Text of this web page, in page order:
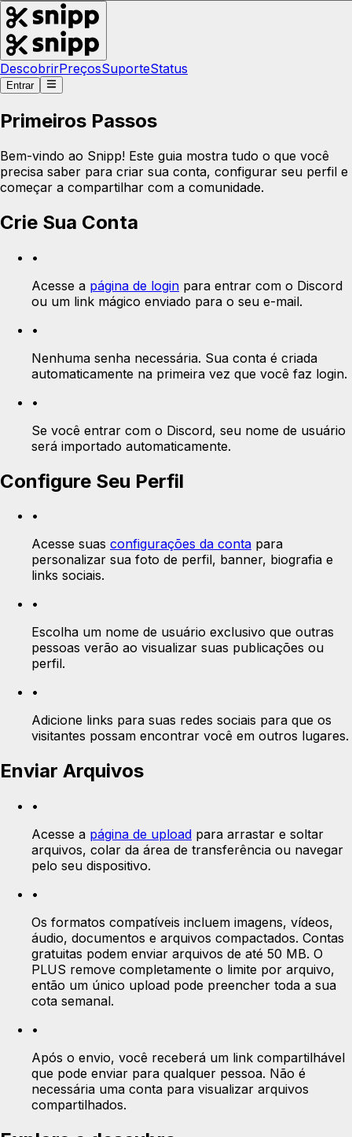
DescobrirPreçosSuporteStatus
Entrar
Primeiros Passos
Bem-vindo ao Snipp! Este guia mostra tudo o que você
precisa saber para criar sua conta, configurar seu perfil e
começar a compartilhar com a comunidade.
Crie Sua Conta
•
Acesse a página de login para entrar com o Discord
ou um link mágico enviado para o seu e-mail.
•
Nenhuma senha necessária. Sua conta é criada
automaticamente na primeira vez que você faz login.
•
Se você entrar com o Discord, seu nome de usuário
será importado automaticamente.
Configure Seu Perfil
•
Acesse suas configurações da conta para
personalizar sua foto de perfil, banner, biografia e
links sociais.
•
Escolha um nome de usuário exclusivo que outras
pessoas verão ao visualizar suas publicações ou
perfil.
•
Adicione links para suas redes sociais para que os
visitantes possam encontrar você em outros lugares.
Enviar Arquivos
•
Acesse a página de upload para arrastar e soltar
arquivos, colar da área de transferência ou navegar
pelo seu dispositivo.
•
Os formatos compatíveis incluem imagens, vídeos,
áudio, documentos e arquivos compactados. Contas
gratuitas podem enviar arquivos de até 50 MB. O
PLUS remove completamente o limite por arquivo,
então um único upload pode preencher toda a sua
cota semanal.
•
Após o envio, você receberá um link compartilhável
que pode enviar para qualquer pessoa. Não é
necessária uma conta para visualizar arquivos
compartilhados.